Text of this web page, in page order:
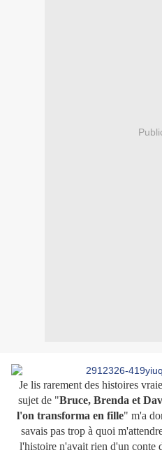
Je lis rarement des histoires
sujet de "Bruce, Brenda et
l'on transforma en fille" m'a
savais pas trop à quoi
l'histoire n'avait rien d'un conte